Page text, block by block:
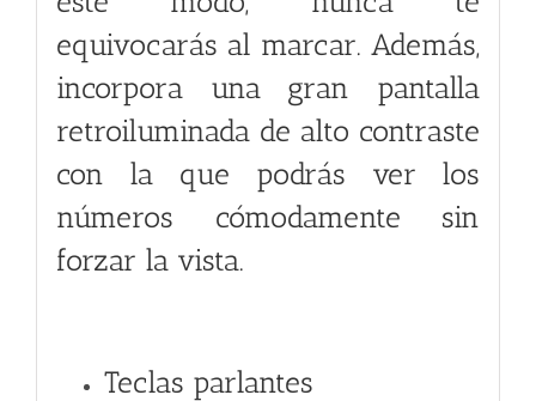
equivocarás al marcar. Además,
incorpora una gran pantalla
retroiluminada de alto contraste
con la que podrás ver los
números cómodamente sin
forzar la vista.
Teclas parlantes